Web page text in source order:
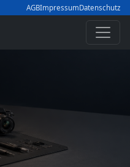
AGBImpressumDatenschutz